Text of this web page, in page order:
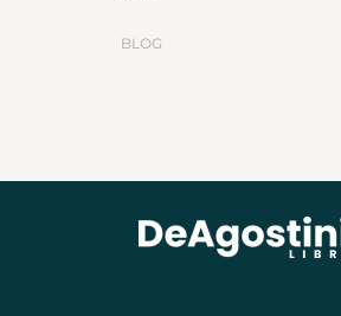
BLOG